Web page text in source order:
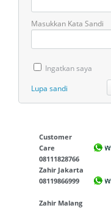
Masukkan Kata Sandi
Ingatkan saya
Lupa sandi
Customer
Care
08111828766
Zahir Jakarta
08119866999
Zahir Malang